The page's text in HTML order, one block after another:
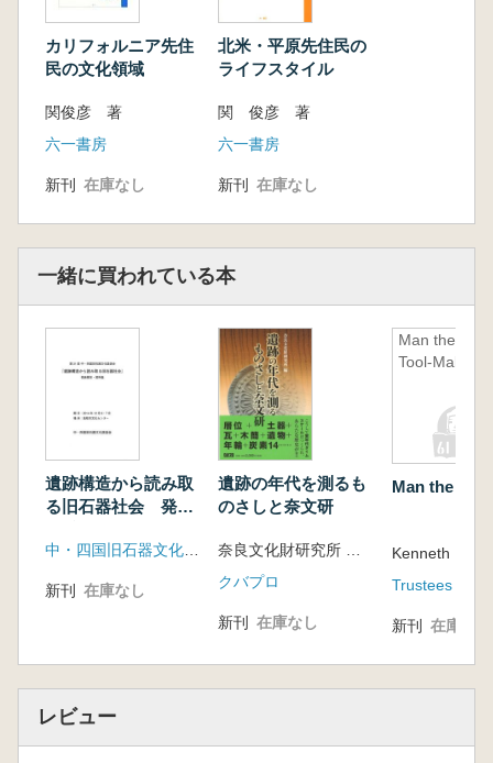
二 諸文化の地域色
北東カリフォルニア地域 中央カリフ
ォルニア地域 大盆地地域
流域
三 おわりに
第三章 先住民の狩猟と漁撈
一 はじめに
二 狩 猟
弓と矢 射手と狩人 弓矢の使い方
三 漁 撈
哺乳動物 漁具 魚の調理と保存
四 おわりに
第四章 先住民と貝製ビーズ
一 はじめに
二 ヨーロッパからの来訪者
三 先住民と貝製ビーズ
五 プレ歴史時代の集落跡
六 おわりに
一 はじめに
二 各地域の先住民の生活像
北西部域 北東部域 中央部域 大盆
地域 南部域 コロラド川域
カリフォルニア先住
民の文化領域
関俊彦 著
六一書房
新刊 在庫なし
北米・平原先住民の
ライフスタイル
関 俊彦 著
六一書房
新刊 在庫なし
一緒に買われている本
遺跡構造から読み取
る旧石器社会 発表
新刊 在庫なし
遺跡の年代を測るも
のさしと奈文研
クバプロ
新刊 在庫なし
Man the
Tool-Maker
Man the
Kenneth
新刊 在庫なし
レビュー